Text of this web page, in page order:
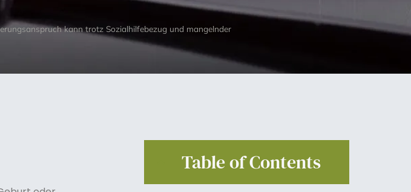
kann trotz Sozialhilfebezug und mangelnder
Table of Contents